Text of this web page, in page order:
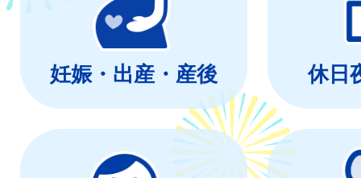
妊娠・出産・産後 休日